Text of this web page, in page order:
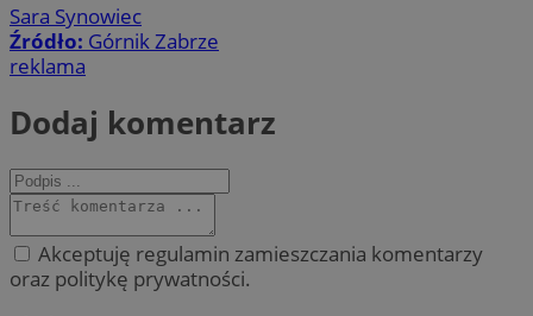
Sara Synowiec
Źródło: Górnik Zabrze
reklama
Dodaj komentarz
Akceptuję regulamin zamieszczania komentarzy
oraz politykę prywatności.